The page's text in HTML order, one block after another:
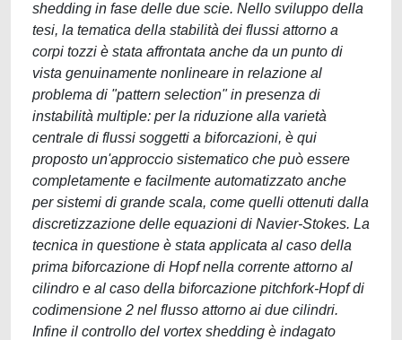
shedding in fase delle due scie. Nello sviluppo della
tesi, la tematica della stabilità dei flussi attorno a
corpi tozzi è stata affrontata anche da un punto di
vista genuinamente nonlineare in relazione al
problema di "pattern selection" in presenza di
instabilità multiple: per la riduzione alla varietà
centrale di flussi soggetti a biforcazioni, è qui
proposto un'approccio sistematico che può essere
completamente e facilmente automatizzato anche
per sistemi di grande scala, come quelli ottenuti dalla
discretizzazione delle equazioni di Navier-Stokes. La
tecnica in questione è stata applicata al caso della
prima biforcazione di Hopf nella corrente attorno al
cilindro e al caso della biforcazione pitchfork-Hopf di
codimensione 2 nel flusso attorno ai due cilindri.
Infine il controllo del vortex shedding è indagato